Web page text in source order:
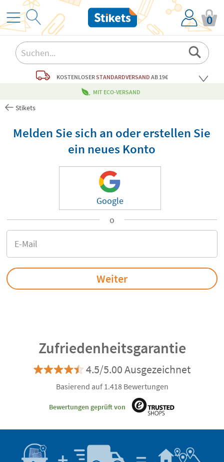
0
KOSTENLOSERSTANDARDVERSAND AB 19€
MIT ECO-VERSAND
Stikets
Melden Sie sich an oder erstellen Sie
ein neues Konto
Google
o
Zufriedenheitsgarantie
4.5/5.00 Ausgezeichnet
Basierend auf 1.418 Bewertungen
Bewertungen geprüft von